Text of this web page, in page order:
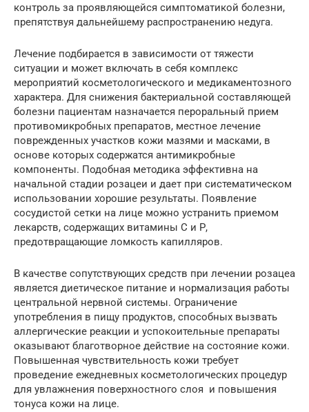
контроль за проявляющейся симптоматикой болезни,
препятствуя дальнейшему распространению недуга.
Лечение подбирается в зависимости от тяжести
ситуации и может включать в себя комплекс
мероприятий косметологического и медикаментозного
характера. Для снижения бактериальной составляющей
болезни пациентам назначается пероральный прием
противомикробных препаратов, местное лечение
поврежденных участков кожи мазями и масками, в
основе которых содержатся антимикробные
компоненты. Подобная методика эффективна на
начальной стадии розацеи и дает при систематическом
использовании хорошие результаты. Появление
сосудистой сетки на лице можно устранить приемом
лекарств, содержащих витамины С и Р,
предотвращающие ломкость капилляров.
В качестве сопутствующих средств при лечении розацеа
является диетическое питание и нормализация работы
центральной нервной системы. Ограничение
употребления в пищу продуктов, способных вызвать
аллергические реакции и успокоительные препараты
оказывают благотворное действие на состояние кожи.
Повышенная чувствительность кожи требует
проведение ежедневных косметологических процедур
для увлажнения поверхностного слоя и повышения
тонуса кожи на лице.